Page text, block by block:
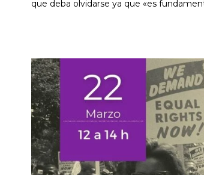
que deba olvidarse ya que «es